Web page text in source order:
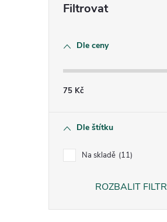
Dle ceny
75 Kč
Dle štítku
Na skladě 11
ROZBALIT FILTR